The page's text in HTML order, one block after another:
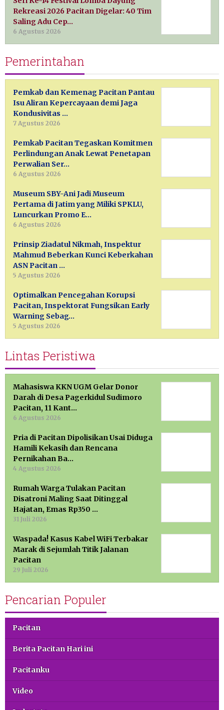
Rekreasi 2026 Pacitan Digelar: 40 Tim
Saling Adu Cep…
6 Agustus 2026
Pemerintahan
Pemkab dan Kemenag Pacitan Pantau
Isu Aliran Kepercayaan demi Jaga
Kondusivitas …
7 Agustus 2026
Pemkab Pacitan Tegaskan Komitmen
Perlindungan Anak Lewat Penetapan
Perwalian Ser…
6 Agustus 2026
Museum SBY-Ani Jadi Museum
Pertama di Jatim yang Miliki SPKLU,
Luncurkan Promo E…
6 Agustus 2026
Prinsip Ziadatul Nikmah, Inspektur
Mahmud Beberkan Kunci Keberkahan
ASN Pacitan …
5 Agustus 2026
Optimalkan Pencegahan Korupsi
Pacitan, Inspektorat Fungsikan Early
Warning Sebag…
5 Agustus 2026
Lintas Peristiwa
Mahasiswa KKN UGM Gelar Donor
Darah di Desa Pagerkidul Sudimoro
Pacitan, 11 Kant…
6 Agustus 2026
Pria di Pacitan Dipolisikan Usai Diduga
Hamili Kekasih dan Rencana
Pernikahan Ba…
4 Agustus 2026
Rumah Warga Tulakan Pacitan
Disatroni Maling Saat Ditinggal
Hajatan, Emas Rp350 …
31 Juli 2026
Waspada! Kasus Kabel WiFi Terbakar
Marak di Sejumlah Titik Jalanan
Pacitan
29 Juli 2026
Pencarian Populer
Pacitan
Berita Pacitan Hari ini
Pacitanku
Video